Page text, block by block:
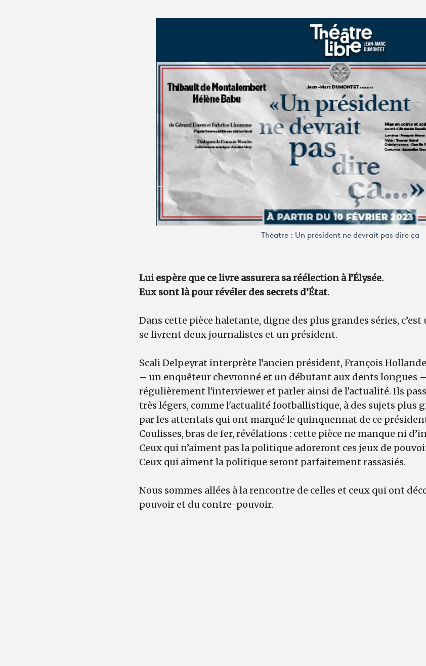
Théatre : Un président ne devrait pas dire ça
Lui espère que ce livre assurera sa réélection à l’Élysée.
Eux sont là pour révéler des secrets d’État.
Dans cette pièce haletante, digne des plus grandes séries,
se livrent deux journalistes et un président.
Scali Delpeyrat interprète l’ancien président, François
– un enquêteur chevronné et un débutant aux dents longues
régulièrement l'interviewer et parler ainsi de l'actualité. Ils
très légers, comme l'actualité footballistique, à des sujets plus
par les attentats qui ont marqué le quinquennat de ce
Coulisses, bras de fer, révélations : cette pièce ne manque ni
Ceux qui n’aiment pas la politique adoreront ces jeux de
Ceux qui aiment la politique seront parfaitement rassasiés.
Nous sommes allées à la rencontre de celles et ceux qui ont
pouvoir et du contre-pouvoir.